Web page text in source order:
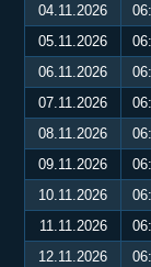
04.11.2026
05.11.2026
06.11.2026
07.11.2026
08.11.2026
09.11.2026
10.11.2026
11.11.2026
12.11.2026